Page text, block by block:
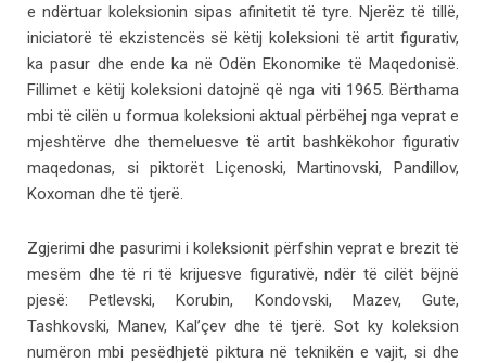
e ndërtuar koleksionin sipas afinitetit të tyre. Njerëz të tillë,
iniciatorë të ekzistencës së këtij koleksioni të artit figurativ,
ka pasur dhe ende ka në Odën Ekonomike të Maqedonisë.
Fillimet e këtij koleksioni datojnë që nga viti 1965. Bërthama
mbi të cilën u formua koleksioni aktual përbëhej nga veprat e
mjeshtërve dhe themeluesve të artit bashkëkohor figurativ
maqedonas, si piktorët Liçenoski, Martinovski, Pandillov,
Koxoman dhe të tjerë.
Zgjerimi dhe pasurimi i koleksionit përfshin veprat e brezit të
mesëm dhe të ri të krijuesve figurativë, ndër të cilët bëjnë
pjesë: Petlevski, Korubin, Kondovski, Mazev, Gute,
Tashkovski, Manev, Kal’çev dhe të tjerë. Sot ky koleksion
numëron mbi pesëdhjetë piktura në teknikën e vajit, si dhe